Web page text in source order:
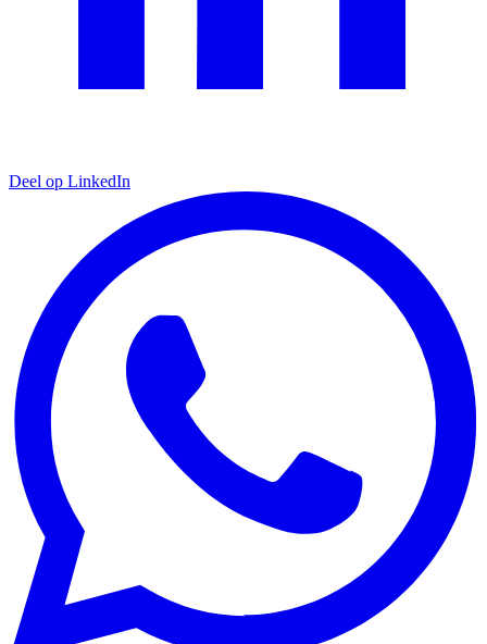
Deel op LinkedIn